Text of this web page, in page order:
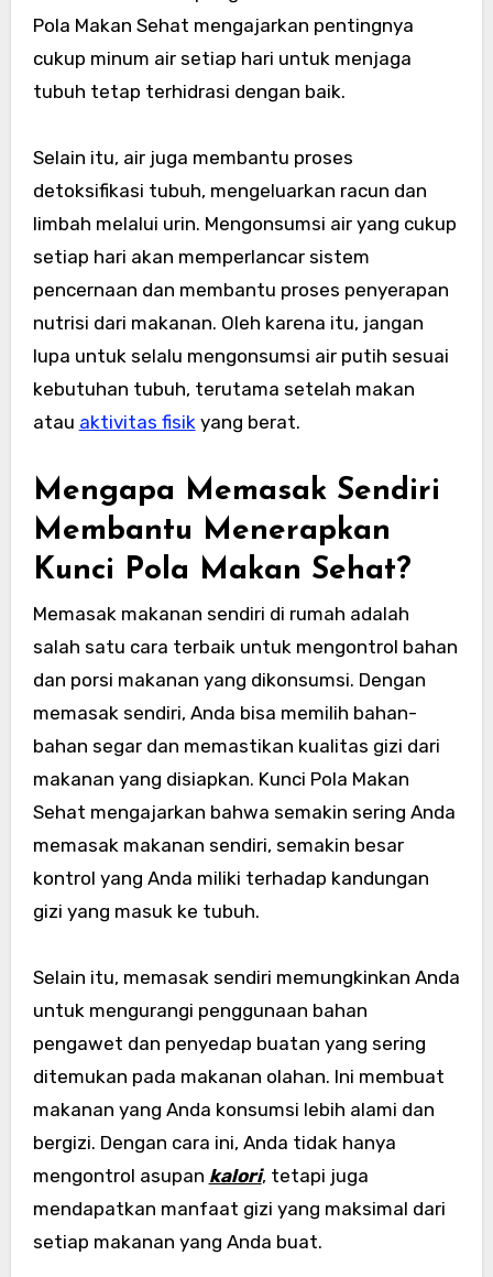
Pola Makan Sehat mengajarkan pentingnya
cukup minum air setiap hari untuk menjaga
tubuh tetap terhidrasi dengan baik.
Selain itu, air juga membantu proses
detoksifikasi tubuh, mengeluarkan racun dan
limbah melalui urin. Mengonsumsi air yang cukup
setiap hari akan memperlancar sistem
pencernaan dan membantu proses penyerapan
nutrisi dari makanan. Oleh karena itu, jangan
lupa untuk selalu mengonsumsi air putih sesuai
kebutuhan tubuh, terutama setelah makan
atau aktivitas fisik yang berat.
Mengapa Memasak Sendiri
Membantu Menerapkan
Kunci Pola Makan Sehat?
Memasak makanan sendiri di rumah adalah
salah satu cara terbaik untuk mengontrol bahan
dan porsi makanan yang dikonsumsi. Dengan
memasak sendiri, Anda bisa memilih bahan-
bahan segar dan memastikan kualitas gizi dari
makanan yang disiapkan. Kunci Pola Makan
Sehat mengajarkan bahwa semakin sering Anda
memasak makanan sendiri, semakin besar
kontrol yang Anda miliki terhadap kandungan
gizi yang masuk ke tubuh.
Selain itu, memasak sendiri memungkinkan Anda
untuk mengurangi penggunaan bahan
pengawet dan penyedap buatan yang sering
ditemukan pada makanan olahan. Ini membuat
makanan yang Anda konsumsi lebih alami dan
bergizi. Dengan cara ini, Anda tidak hanya
mengontrol asupan kalori, tetapi juga
mendapatkan manfaat gizi yang maksimal dari
setiap makanan yang Anda buat.